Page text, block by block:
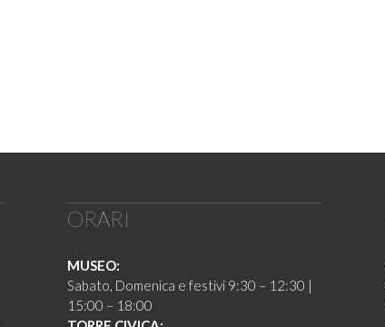
ORARI
MUSEO:
Sabato, Domenica e festivi 9:30 – 12:30 |
15:00 – 18:00